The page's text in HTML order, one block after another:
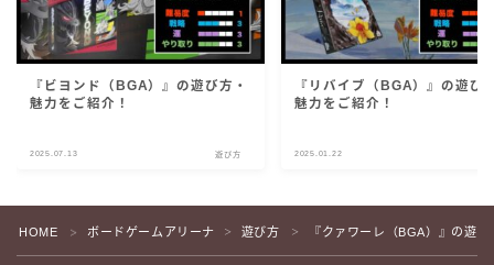
『ビヨンド（BGA）』の遊び方・
魅力をご紹介！
2025.07.13 遊び方
『リバイブ（BGA）』の遊び
魅力をご紹介！
2025.01.22
HOME ＞ ボードゲームアリーナ ＞ 遊び方 ＞ 『クァワーレ（BGA）』の遊